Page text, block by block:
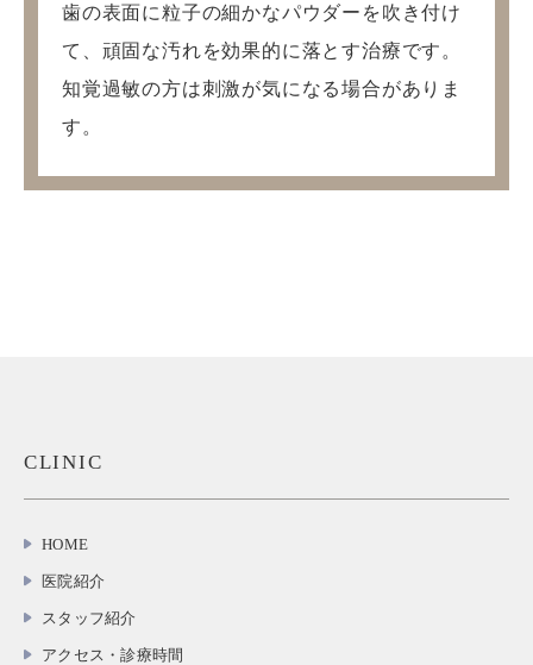
歯の表面に粒子の細かなパウダーを吹き付け
て、頑固な汚れを効果的に落とす治療です。
知覚過敏の方は刺激が気になる場合がありま
す。
CLINIC
HOME
医院紹介
スタッフ紹介
アクセス・診療時間